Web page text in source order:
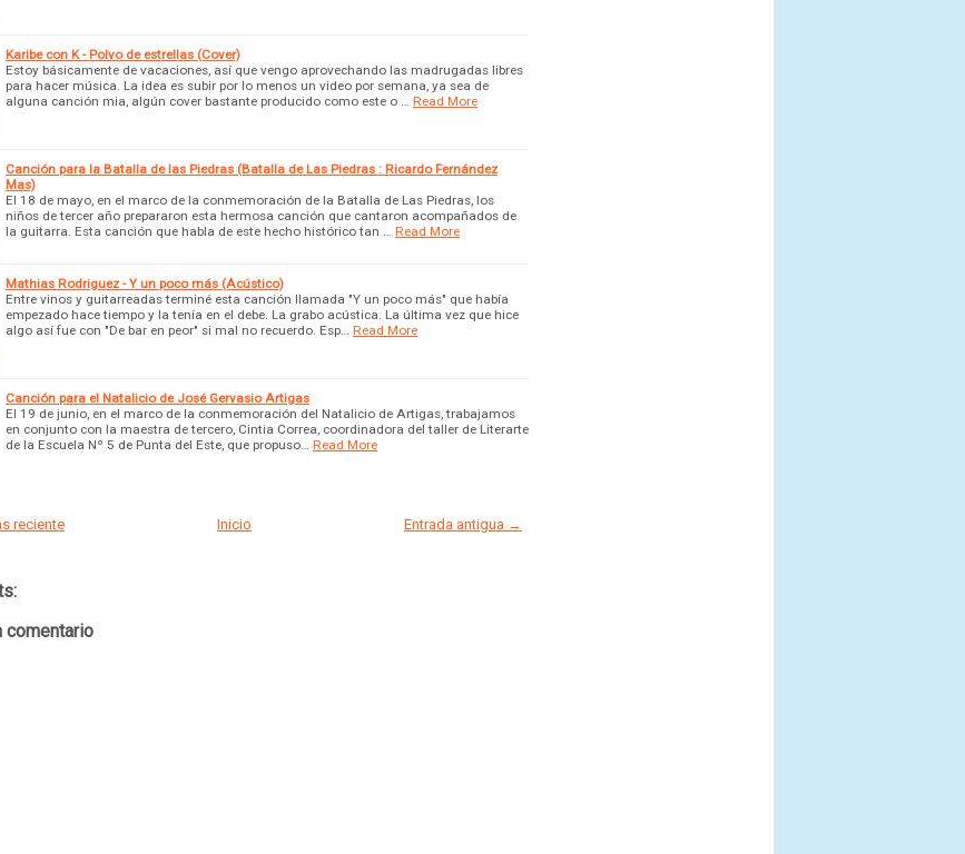
Karibe con K - Polvo de estrellas (Cover)
Estoy básicamente de vacaciones, así que vengo aprovechando las madrugadas libres
para hacer música. La idea es subir por lo menos un video por semana, ya sea de
alguna canción mia, algún cover bastante producido como este o … Read More
Canción para la Batalla de las Piedras (Batalla de Las Piedras : Ricardo Fernández
Mas)
El 18 de mayo, en el marco de la conmemoración de la Batalla de Las Piedras, los
niños de tercer año prepararon esta hermosa canción que cantaron acompañados de
la guitarra. Esta canción que habla de este hecho histórico tan … Read More
Mathias Rodriguez - Y un poco más (Acústico)
Entre vinos y guitarreadas terminé esta canción llamada "Y un poco más" que había
empezado hace tiempo y la tenía en el debe. La grabo acústica. La última vez que hice
algo así fue con "De bar en peor" si mal no recuerdo. Esp… Read More
Canción para el Natalicio de José Gervasio Artigas
El 19 de junio, en el marco de la conmemoración del Natalicio de Artigas, trabajamos
en conjunto con la maestra de tercero, Cintia Correa, coordinadora del taller de Literarte
de la Escuela Nº 5 de Punta del Este, que propuso… Read More
reciente Entrada antigua →
Inicio
comentario